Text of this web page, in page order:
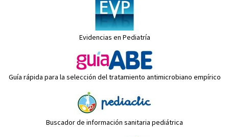
Evidencias en Pediatría
Guía rápida para la selección del tratamiento antimicrobiano empírico
Buscador de información sanitaria pediátrica